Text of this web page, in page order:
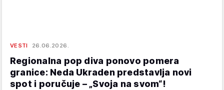
VESTI 26.06.2026.
Regionalna pop diva ponovo pomera
granice: Neda Ukraden predstavlja novi
spot i poručuje – „Svoja na svom“!